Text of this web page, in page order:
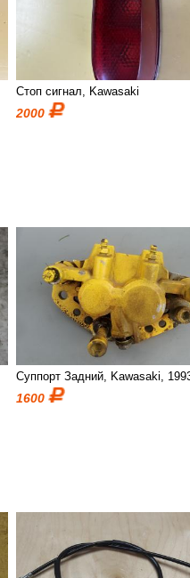
Стоп сигнал, Kawasaki
2000
Суппорт Задний, Kawasaki,
1600